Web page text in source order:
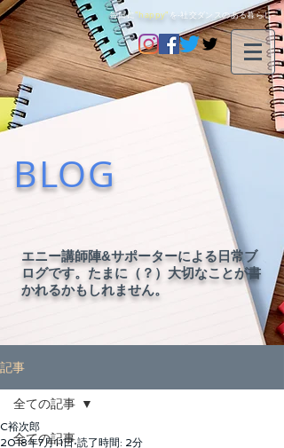
毎日に"happy" を-社交ダンスのある暮らし-
BLOG
エニー講師陣&サポーターによる日常ブ
ログです。たまに（？）大切なことが書
かれるかもしれません。
記事
全ての記事
全ての記事
C裕次郎
2018年7月11日 読了時間: 2分